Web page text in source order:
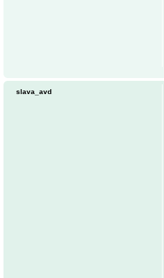
slava_avd